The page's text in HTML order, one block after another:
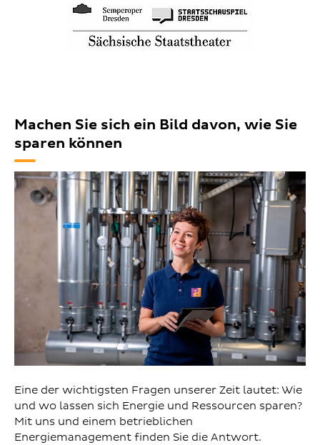
Machen Sie sich ein Bild davon, wie Sie
sparen können
Eine der wichtigsten Fragen unserer Zeit lautet: Wie
und wo lassen sich Energie und Ressourcen sparen?
Mit uns und einem betrieblichen
Energiemanagement finden Sie die Antwort.